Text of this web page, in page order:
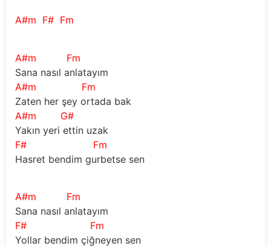
A#m F# Fm
A#m
Fm
Sana nasıl anlatayım
A#m
Fm
Zaten her şey ortada bak
A#m
G#
Yakın yeri ettin uzak
F#
Fm
Hasret bendim gurbetse sen
A#m
Fm
Sana nasıl anlatayım
F#
Fm
Yollar bendim çiğneyen sen